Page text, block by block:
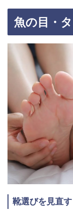
魚の目・
靴選びを見直す